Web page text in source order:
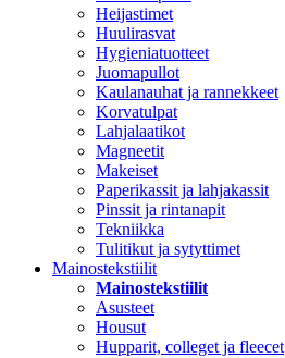
Heijastimet
Huulirasvat
Hygieniatuotteet
Juomapullot
Kaulanauhat ja rannekkeet
Korvatulpat
Lahjalaatikot
Magneetit
Makeiset
Paperikassit ja lahjakassit
Pinssit ja rintanapit
Tekniikka
Tulitikut ja sytyttimet
Mainostekstiilit
Mainostekstiilit
Asusteet
Housut
Hupparit, colleget ja fleecet